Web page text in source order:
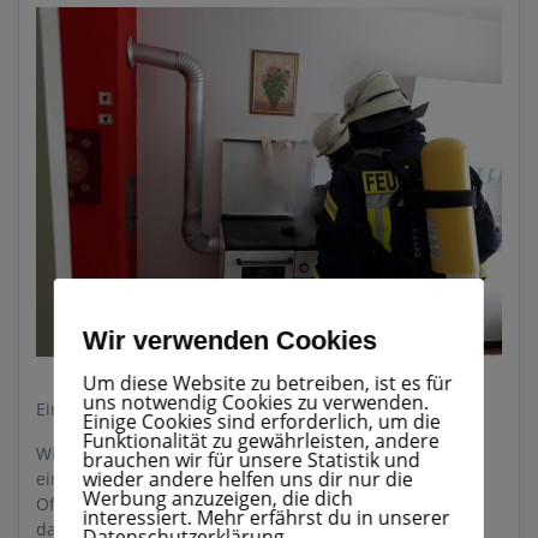
Einsatz Nr.: 02/2019 09.01.2019 – 12:16
Wir wurden heute zu einer gemeldete Verauchung in
einem Wohnhaus, durch ein auseinander gefallenes
Ofenrohr alarmiert. Unsere Maßnahmen bestanden
darin, Belüftungsmaßnahmen durchzuführen, und das
Wir verwenden Cookies
Um diese Website zu betreiben, ist es für
uns notwendig Cookies zu verwenden.
Einige Cookies sind erforderlich, um die
Funktionalität zu gewährleisten, andere
brauchen wir für unsere Statistik und
wieder andere helfen uns dir nur die
Werbung anzuzeigen, die dich
interessiert. Mehr erfährst du in unserer